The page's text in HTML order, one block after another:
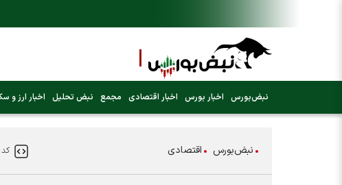
نبض‌بورس اخبار بورس اخبار اقتصادی مجمع نبض تحلیل اخبار ارز و
نبض‌بورس اقتصادی کد